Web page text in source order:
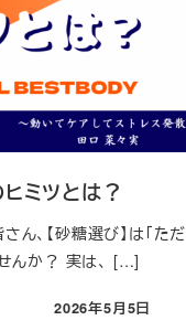
ミツとは？
ん、【砂糖選び】は「た
んか？ 実は、 […]
投稿日
2026年5月5日